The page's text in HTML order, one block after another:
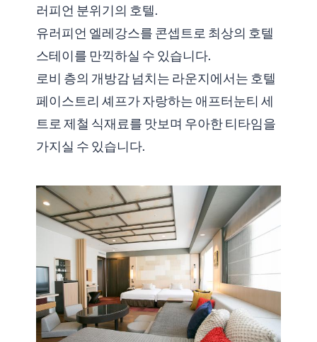
러피언 분위기의 호텔.
유러피언 엘레강스를 콘셉트로 최상의 호텔
스테이를 만끽하실 수 있습니다.
로비 층의 개방감 넘치는 라운지에서는 호텔
페이스트리 셰프가 자랑하는 애프터눈티 세
트로 제철 식재료를 맛보며 우아한 티타임을
가지실 수 있습니다.